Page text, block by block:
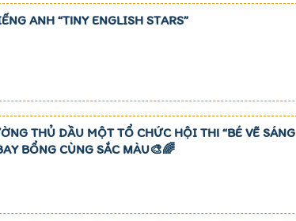
ANH “TINY ENGLISH STARS”
THỦ DẦU MỘT TỔ CHỨC HỘI THI “BÉ VẼ SÁNG
BỔNG CÙNG SẮC MÀU🎨🌈